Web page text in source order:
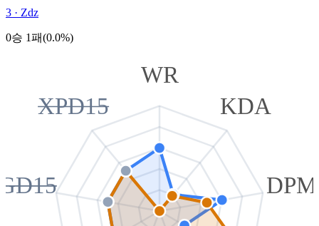
3 · Zdz
0승 1패(0.0%)
WR
KDA
DPM
XPD15